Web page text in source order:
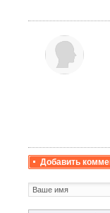
Добавить